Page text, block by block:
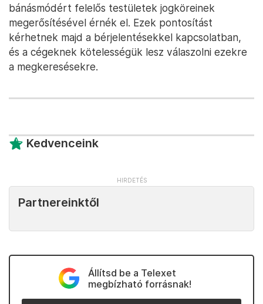
bánásmódért felelős testületek jogköreinek
megerősítésével érnék el. Ezek pontosítást
kérhetnek majd a bérjelentésekkel kapcsolatban,
és a cégeknek kötelességük lesz válaszolni ezekre
a megkeresésekre.
Kedvenceink
Partnereinktől
Állítsd be a Telexet
megbízható forrásnak!